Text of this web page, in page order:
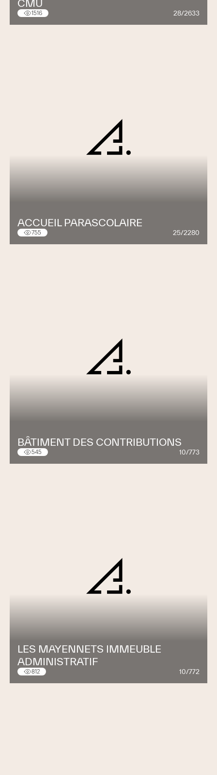
CMU
1516 28/2633
ACCUEIL PARASCOLAIRE
755 25/2280
BÂTIMENT DES CONTRIBUTIONS
545 10/773
LES MAYENNETS IMMEUBLE
ADMINISTRATIF
812 10/772